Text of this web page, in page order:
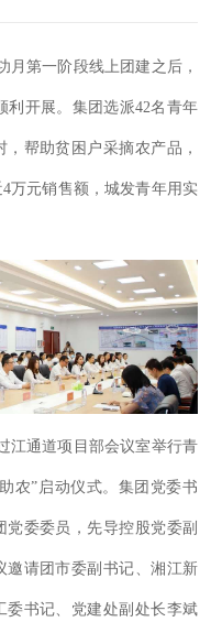
月第一阶段线上团建之后，
利开展。集团选派42名青年
帮助贫困户采摘农产品，
万元销售额，城发青年用实
江通道项目部会议室举行青
农”启动仪式。集团党委书
委委员，先导控股党委副
邀请团市委副书记、湘江新
委书记、党建处副处长李斌